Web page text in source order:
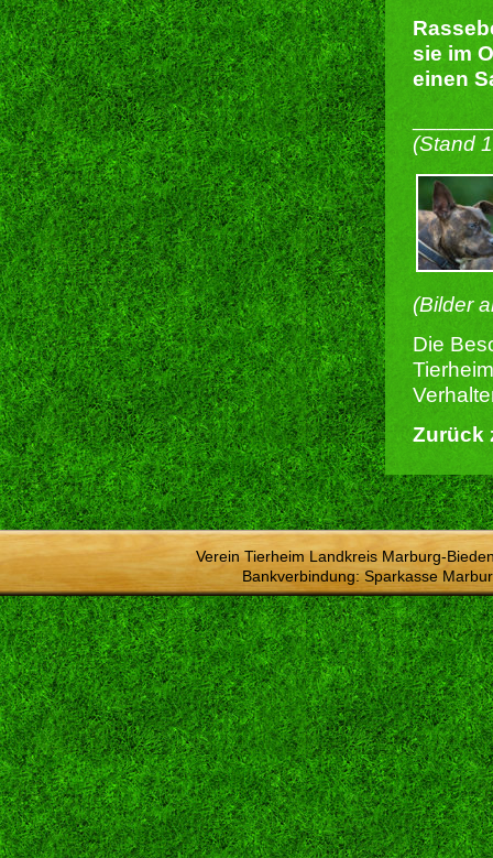
sie im
einen
(Stand
(Bilder
Die
Zurück
Verein Tierheim Landkreis Marburg-
Bankverbindung: Sparkasse